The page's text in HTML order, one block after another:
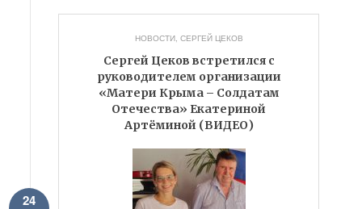
НОВОСТИ, СЕРГЕЙ ЦЕКОВ
Сергей Цеков встретился с
руководителем организации
«Матери Крыма – Солдатам
Отечества» Екатериной
Артёминой (ВИДЕО)
24